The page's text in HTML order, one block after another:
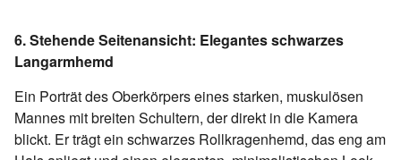
6. Stehende Seitenansicht: Elegantes schwarzes
Langarmhemd
Ein Porträt des Oberkörpers eines starken, muskulösen
Mannes mit breiten Schultern, der direkt in die Kamera
blickt. Er trägt ein schwarzes Rollkragenhemd, das eng am